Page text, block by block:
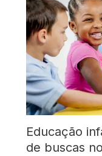
Educação
de buscas